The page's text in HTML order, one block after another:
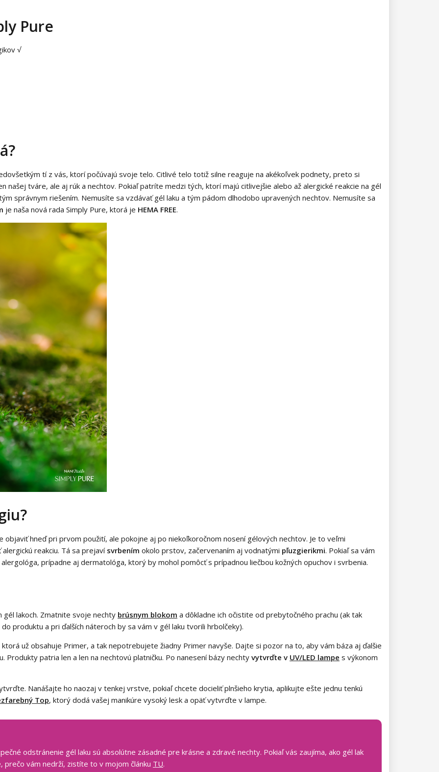
Pure
√
tí z vás, ktorí počúvajú svoje telo. Citlivé telo totiž silne reaguje na akékoľvek podnety, preto si
našej tváre, ale aj rúk a nechtov. Pokiaľ patríte medzi tých, ktorí majú citlivejšie alebo až alergické reakcie na gél
správnym riešením. Nemusíte sa vzdávať gél laku a tým pádom dlhodobo upravených nechtov. Nemusíte sa
je naša nová rada Simply Pure, ktorá je HEMA FREE.
hneď pri prvom použití, ale pokojne aj po niekoľkoročnom nosení gélových nechtov. Je to veľmi
reakciu. Tá sa prejavísvrbením okolo prstov, začervenaním aj vodnatými pľuzgierikmi. Pokiaľ sa vám
prípadne aj dermatológa, ktorý by mohol pomôcť s prípadnou liečbou kožných opuchov i svrbenia.
lakoch. Zmatnite svoje nechty brúsnym blokom a dôkladne ich očistite od prebytočného prachu (ak tak
produktu a pri ďalších náteroch by sa vám v gél laku tvorili hrbolčeky).
ktorá už obsahuje Primer, a tak nepotrebujete žiadny Primer navyše. Dajte si pozor na to, aby vám báza aj ďalšie
Produkty patria len a len na nechtovú platničku. Po nanesení bázy nechty vytvrďte v UV/LED lampe s výkonom
Nanášajte ho naozaj v tenkej vrstve, pokiaľ chcete docieliť plnšieho krytia, aplikujte ešte jednu tenkú
Top, ktorý dodá vašej manikúre vysoký lesk a opäť vytvrďte v lampe.
odstránenie gél laku sú absolútne zásadné pre krásne a zdravé nechty. Pokiaľ vás zaujíma, ako gél lak
prečo vám nedrží, zistíte to v mojom článku TU.